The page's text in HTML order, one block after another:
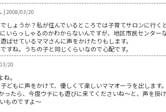
| 2008/03/20
しょうか？私が住んでいるところでは子育てサロンに行く
いらっしゃるのかわからないんですが、地区市民センタ
ばせているママさんに声をかけたりもします。
すね。うちの子と同じくらいなので心配です。
20
。
どもに声をかけて、優しくて楽しいママオーラを出します。
たら、今度ウチにも遊びに来てくださいね～と、声を掛け
ものですよ～